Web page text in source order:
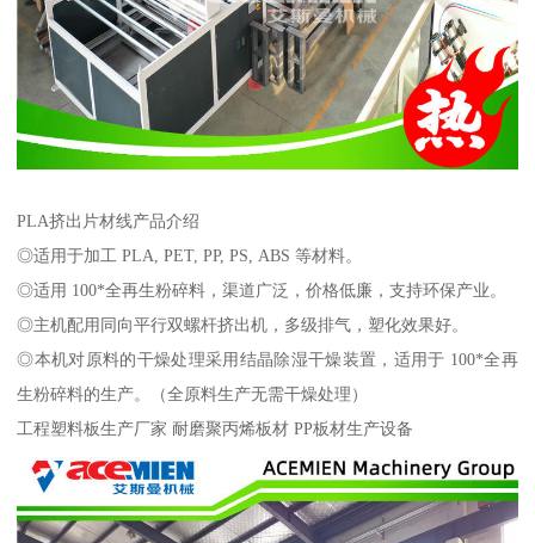
PLA挤出片材线产品介绍
◎适用于加工 PLA, PET, PP, PS, ABS 等材料。
◎适用 100*全再生粉碎料，渠道广泛，价格低廉，支持环保产业。
◎主机配用同向平行双螺杆挤出机，多级排气，塑化效果好。
◎本机对原料的干燥处理采用结晶除湿干燥装置，适用于 100*全再
生粉碎料的生产。（全原料生产无需干燥处理）
工程塑料板生产厂家 耐磨聚丙烯板材 PP板材生产设备